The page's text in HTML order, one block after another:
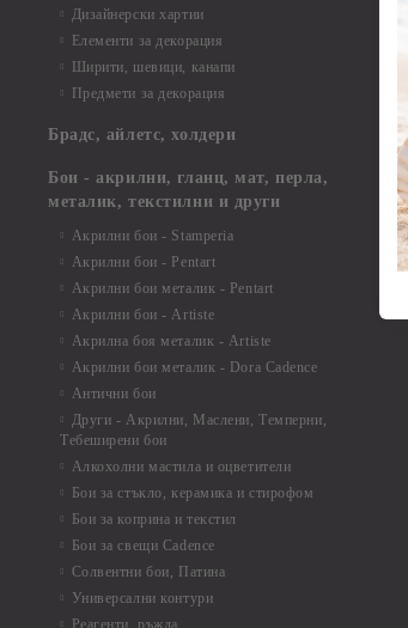
Дизайнерски хартии
Елементи за декорация
Ширити, шевици, канапи
Предмети за декорация
Брадс, айлетс, холдери
Бои - акрилни, гланц, мат, перла,
металик, текстилни и други
Акрилни бои - Stamperia
Акрилни бои - Pentart
Акрилни бои металик - Pentart
Акрилни бои - Artiste
Акрилна боя металик - Artiste
Акрилни бои металик - Dora Cadence
Антични бои
Други - Акрилни, Маслени, Темперни,
Тебеширени бои
Алкохолни мастила и оцветители
Бои за стъкло, керамика и стирофом
Бои за коприна и текстил
Бои за свещи Cadence
Солвентни бои, Патина
Универсални контури
Реагенти, ръжда